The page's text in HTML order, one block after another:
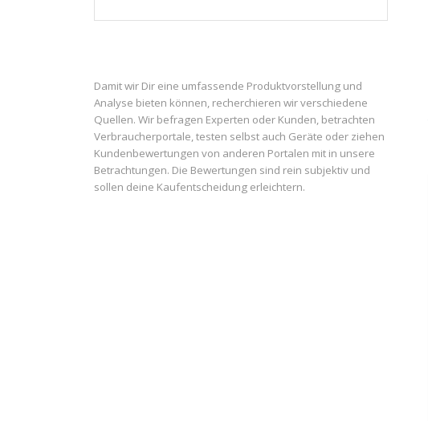
Damit wir Dir eine umfassende Produktvorstellung und
Analyse bieten können, recherchieren wir verschiedene
Quellen. Wir befragen Experten oder Kunden, betrachten
Verbraucherportale, testen selbst auch Geräte oder ziehen
Kundenbewertungen von anderen Portalen mit in unsere
Betrachtungen. Die Bewertungen sind rein subjektiv und
sollen deine Kaufentscheidung erleichtern.